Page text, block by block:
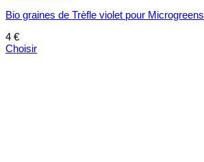
Bio graines de Trèfle violet pour Microgreens
4 €
Choisir